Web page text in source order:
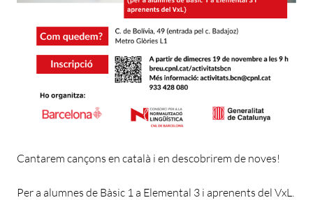
Cantarem cançons en català i en descobrirem de noves!
Per a alumnes de Bàsic 1 a Elemental 3 i aprenents del VxL.